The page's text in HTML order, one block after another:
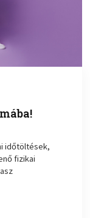
időtöltések,
fizikai